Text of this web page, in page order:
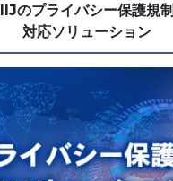
IIJのプライバシー保護規制
対応ソリューション